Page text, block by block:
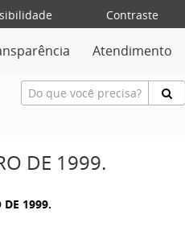
Contraste
Atendimento
DE 1999.
DE 1999.